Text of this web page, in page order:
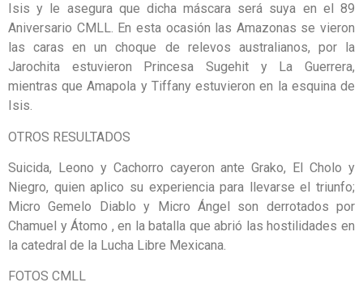
Isis y le asegura que dicha máscara será suya en el 89
Aniversario CMLL. En esta ocasión las Amazonas se vieron
las caras en un choque de relevos australianos, por la
Jarochita estuvieron Princesa Sugehit y La Guerrera,
mientras que Amapola y Tiffany estuvieron en la esquina de
Isis.
OTROS RESULTADOS
Suicida, Leono y Cachorro cayeron ante Grako, El Cholo y
Niegro, quien aplico su experiencia para llevarse el triunfo;
Micro Gemelo Diablo y Micro Ángel son derrotados por
Chamuel y Átomo , en la batalla que abrió las hostilidades en
la catedral de la Lucha Libre Mexicana.
FOTOS CMLL